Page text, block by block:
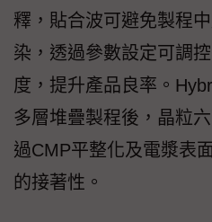
釋，貼合波可避免製程
染，透過參數設定可調
度，提升產品良率。
多層堆疊製程後，晶粒
過CMP平整化及電漿表
的接著性。